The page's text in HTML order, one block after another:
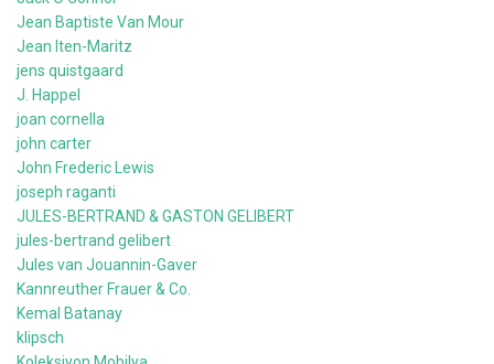
Jean Baptiste Van Mour
Jean Iten-Maritz
jens quistgaard
J. Happel
joan cornella
john carter
John Frederic Lewis
joseph raganti
JULES-BERTRAND & GASTON GELIBERT
jules-bertrand gelibert
Jules van Jouannin-Gaver
Kannreuther Frauer & Co.
Kemal Batanay
klipsch